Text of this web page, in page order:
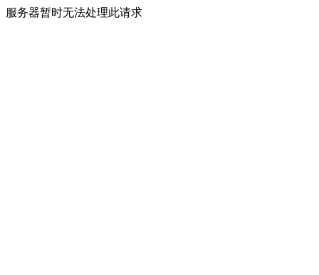
服务器暂时无法处理此请求